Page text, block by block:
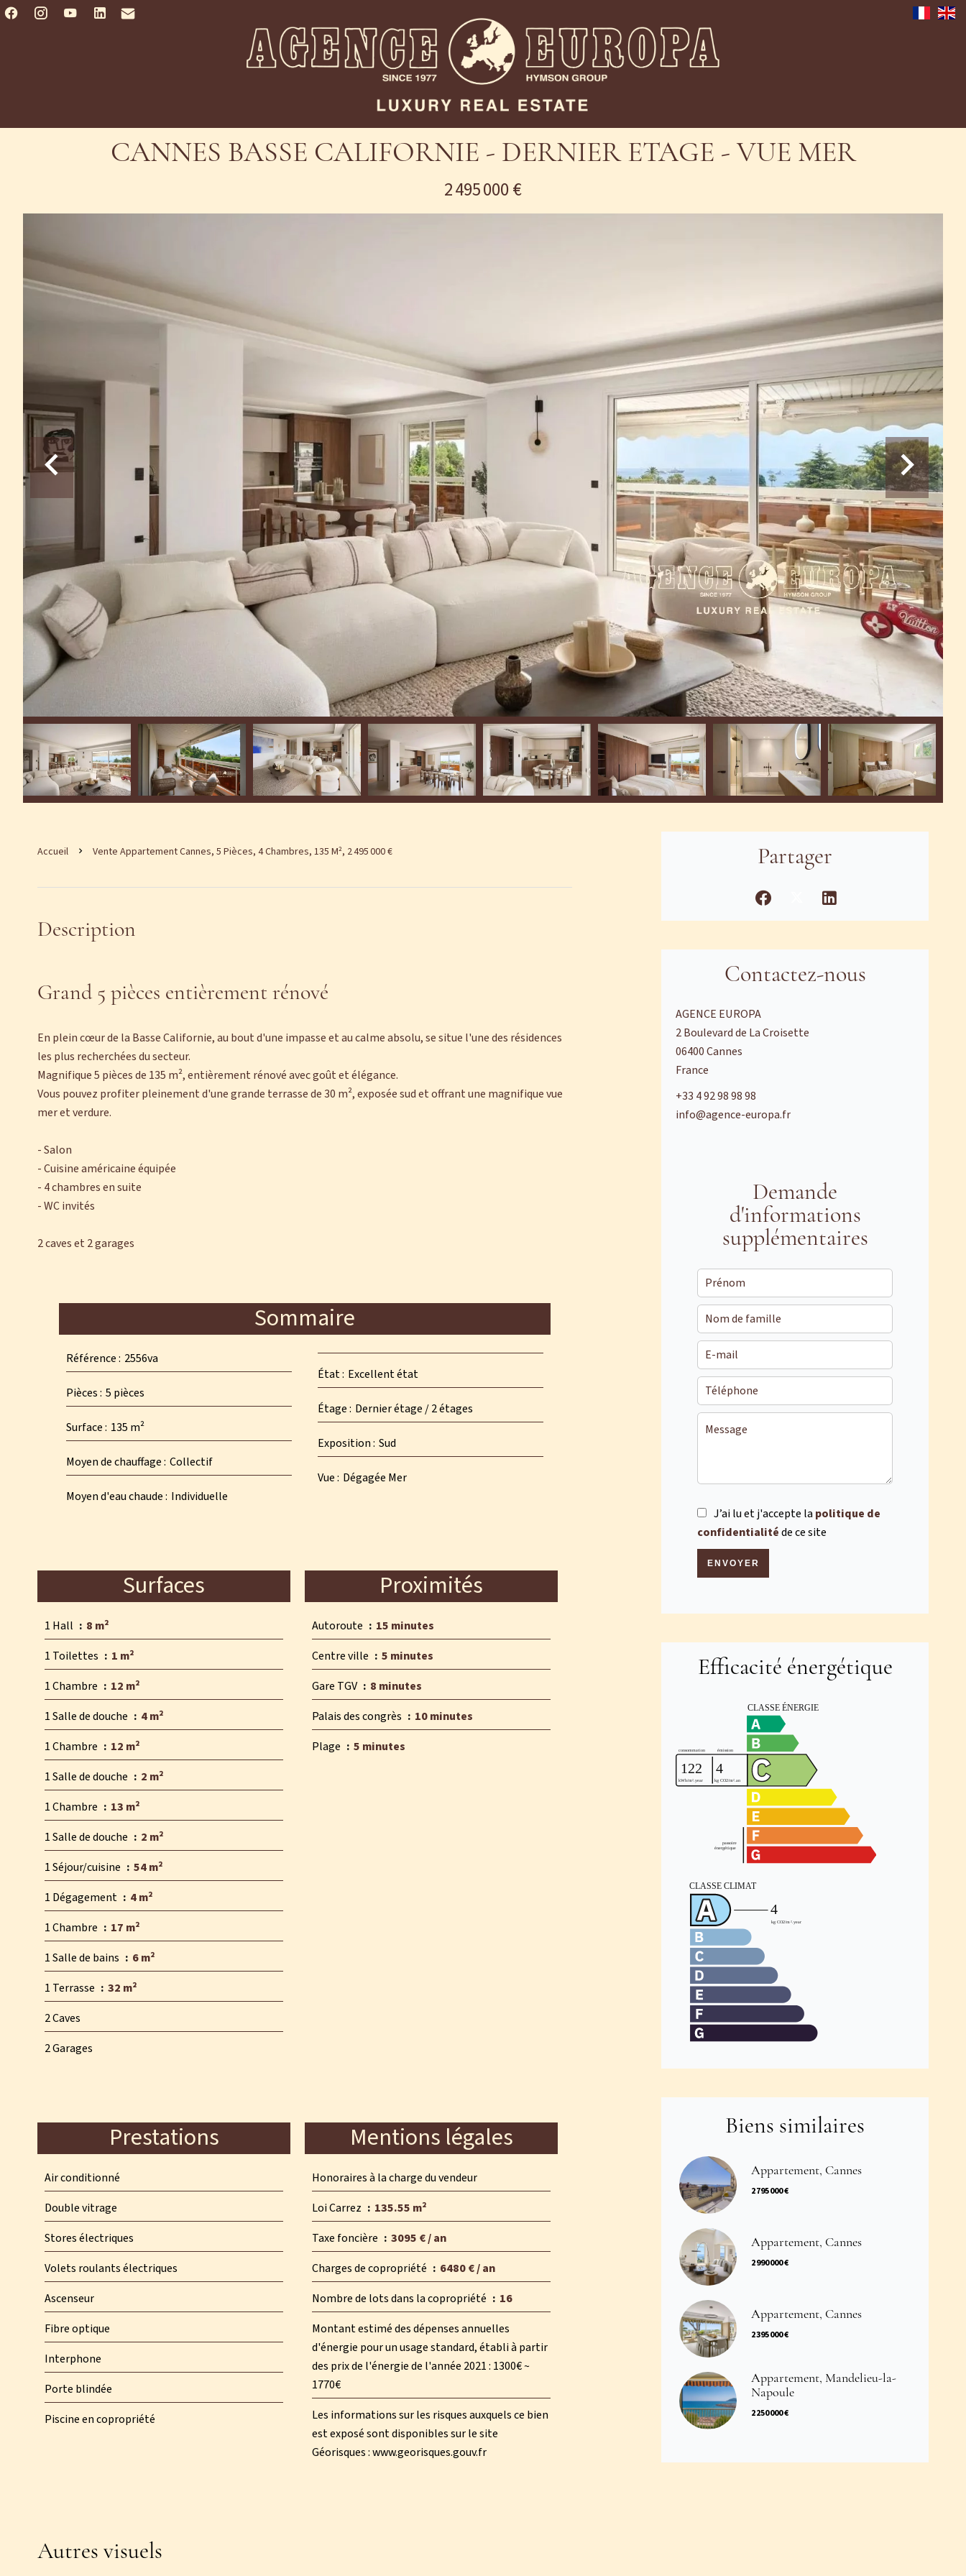
CANNES BASSE CALIFORNIE - DERNIER ETAGE - VUE MER
2 495 000 €
Accueil Vente Appartement Cannes, 5 Pièces, 4 Chambres, 135 M², 2 495 000 €
Description
Grand 5 pièces entièrement rénové
En plein cœur de la Basse Californie, au bout d'une impasse et au calme absolu, se situe l'une des résidences
les plus recherchées du secteur.
Magnifique 5 pièces de 135 m², entièrement rénové avec goût et élégance.
Vous pouvez profiter pleinement d'une grande terrasse de 30 m², exposée sud et offrant une magnifique vue
mer et verdure.
- Salon
- Cuisine américaine équipée
- 4 chambres en suite
- WC invités
2 caves et 2 garages
Sommaire
Référence 2556va
Pièces 5 pièces
Surface 135 m²
Moyen de chauffage Collectif
Moyen d'eau chaude Individuelle
État Excellent état
Étage Dernier étage / 2 étages
Exposition Sud
Vue Dégagée Mer
Surfaces
1 Hall
8 m²
1 Toilettes
1 m²
1 Chambre
12 m²
1 Salle de douche
4 m²
1 Chambre
12 m²
1 Salle de douche
2 m²
1 Chambre
13 m²
1 Salle de douche
2 m²
1 Séjour/cuisine
54 m²
1 Dégagement
4 m²
1 Chambre
17 m²
1 Salle de bains
6 m²
1 Terrasse
32 m²
2 Caves
2 Garages
Proximités
Autoroute
15 minutes
Centre ville
5 minutes
Gare TGV
8 minutes
Palais des congrès
10 minutes
Plage
5 minutes
Prestations
Air conditionné
Double vitrage
Stores électriques
Volets roulants électriques
Ascenseur
Fibre optique
Interphone
Porte blindée
Piscine en copropriété
Mentions légales
Honoraires à la charge du vendeur
Loi Carrez
135.55 m²
Taxe foncière
3095 € / an
Charges de copropriété
6480 € / an
Nombre de lots dans la copropriété
16
Montant estimé des dépenses annuelles
d'énergie pour un usage standard, établi à partir
des prix de l'énergie de l'année 2021 : 1300€ ~
1770€
Les informations sur les risques auxquels ce bien
est exposé sont disponibles sur le site
Géorisques : www.georisques.gouv.fr
Autres visuels
Partager
Contactez-nous
AGENCE EUROPA
2 Boulevard de La Croisette
06400Cannes
France
+33 4 92 98 98 98
info@agence-europa.fr
Demande
d'informations
supplémentaires
J’ai lu et j'accepte lapolitique de
confidentialitéde ce site
ENVOYER
Efficacité énergétique
Biens similaires
Appartement, Cannes
2 795 000 €
Appartement, Cannes
2 990 000 €
Appartement, Cannes
2 395 000 €
Appartement, Mandelieu-la-
Napoule
2 250 000 €